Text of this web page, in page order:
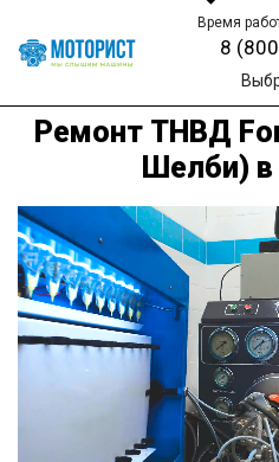
Время
8
Ремонт ТНВД
Шелби)